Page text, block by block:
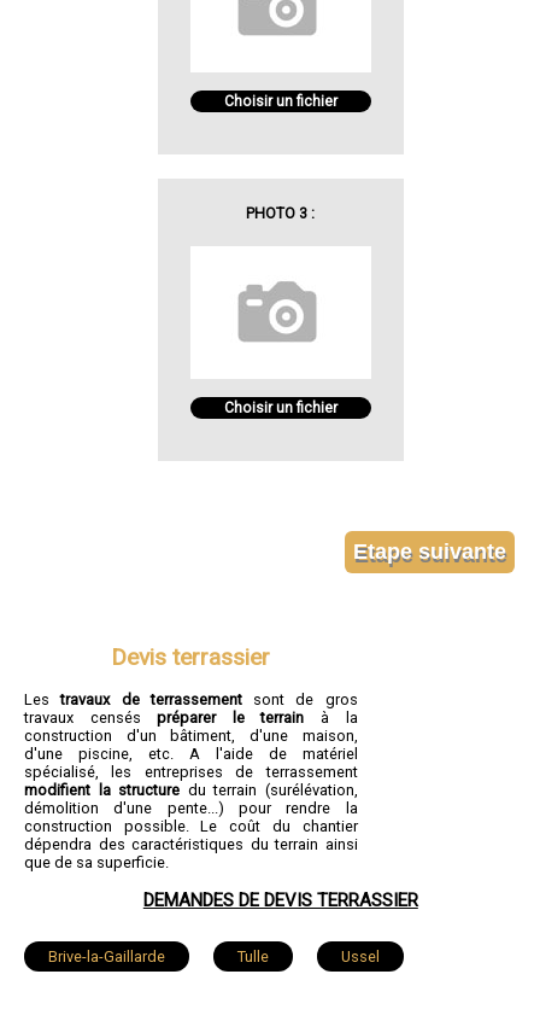
Choisir un fichier
PHOTO 3 :
Choisir un fichier
Devis terrassier
Lestravaux de terrassementsont de gros
travaux censéspréparer le terrain à la
construction d'un bâtiment, d'une maison,
d'une piscine, etc. A l'aide de matériel
spécialisé, les entreprises de terrassement
modifient la structure du terrain (surélévation,
démolition d'une pente...) pour rendre la
construction possible. Le coût du chantier
dépendra des caractéristiques du terrain ainsi
que de sa superficie.
DEMANDES DE DEVIS TERRASSIER
Brive-la-Gaillarde Tulle Ussel